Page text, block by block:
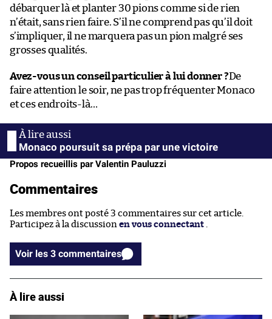
débarquer là et planter 30 pions comme si de rien
n’était, sans rien faire. S’il ne comprend pas qu’il doit
s’impliquer, il ne marquera pas un pion malgré ses
grosses qualités.
Avez-vous un conseil particulier à lui donner ?De
faire attention le soir, ne pas trop fréquenter Monaco
et ces endroits-là…
Monaco poursuit sa prépa par une victoire
Propos recueillis par Valentin Pauluzzi
Commentaires
Les membres ont posté 3 commentaires sur cet article.
Participez à la discussion en vous connectant .
Voir les 3 commentaires
À lire aussi